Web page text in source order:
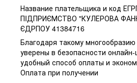
Название плательщика и код
ПIДПРИЄМСТВО "КУЛЕРОВА
ЄДРПОУ 41384716
Благодаря такому
уверены в безопасности
удобный способ оплаты и
Оплата при получении